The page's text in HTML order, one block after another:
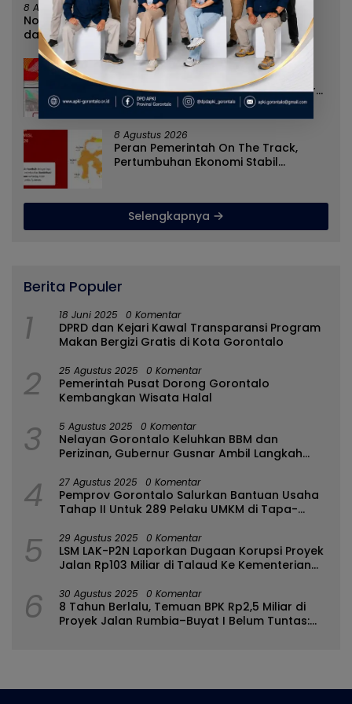
8 Agustus 2026
Norman Joesoef Dinilai Cocok Perkuat Regenerasi
dan Inovasi Pertahanan Nasional
8 Agustus 2026
Nilai Tukar Petani Naik, Angka
Kemiskinan Turun, Program Gusnar-
Idah Jadi Penggerak Ekonomi Dan
Dinikmati Masyarakat
8 Agustus 2026
Peran Pemerintah On The Track,
Pertumbuhan Ekonomi Stabil
Selengkapnya
Berita Populer
1 18 Juni 2025 0 Komentar
DPRD dan Kejari Kawal Transparansi Program
Makan Bergizi Gratis di Kota Gorontalo
2 25 Agustus 2025 0 Komentar
Pemerintah Pusat Dorong Gorontalo
Kembangkan Wisata Halal
3 5 Agustus 2025 0 Komentar
Nelayan Gorontalo Keluhkan BBM dan
Perizinan, Gubernur Gusnar Ambil Langkah
4 27 Agustus 2025 0 Komentar
Pemprov Gorontalo Salurkan Bantuan Usaha
Tahap II Untuk 289 Pelaku UMKM di Tapa-
5 29 Agustus 2025 0 Komentar
LSM LAK-P2N Laporkan Dugaan Korupsi Proyek
Jalan Rp103 Miliar di Talaud Ke Kementerian
6 30 Agustus 2025 0 Komentar
8 Tahun Berlalu, Temuan BPK Rp2,5 Miliar di
Proyek Jalan Rumbia–Buyat I Belum Tuntas: